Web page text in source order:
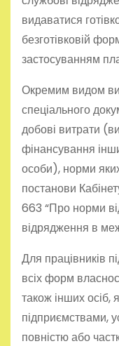
видаватися
безготівковій
застосуванням
Окремим видом
спеціального
добові витрати
фінансування
особи), норми
постанови
663 “Про норми
відрядження в
Для працівників
всіх форм
також інших осіб,
підприємствами,
повністю або